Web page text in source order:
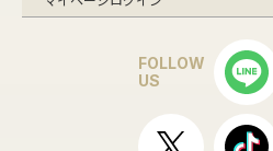
FOLLOW
US